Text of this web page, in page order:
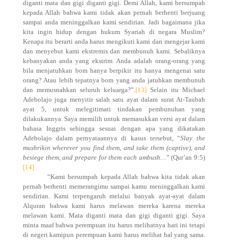
diganti mata dan gigi diganti gigi. Demi Allah, kami bersumpah
kepada Allah bahwa kami tidak akan pernah berhenti berjuang
sampai anda meninggalkan kami sendirian. Jadi bagaimana jika
kita ingin hidup dengan hukum Syariah di negara Muslim?
Kenapa itu berarti anda harus mengikuti kami dan mengejar kami
dan menyebut kami ekstremis dan membunuh kami. Sebaliknya
kebanyakan anda yang ekstrim. Anda adalah orang-orang yang
bila menjatuhkan bom hanya berpikir itu hanya mengenai satu
orang? Atau lebih tepatnya bom yang anda jatuhkan membunuh
dan memusnahkan seluruh keluarga?”.[13] Selain itu Michael
Adebolajo juga menyitir salah satu ayat dalam surat At-Taubah
ayat 5, untuk melegitimati tindakan pembunuhan yang
dilakukannya. Saya memilih untuk memasukkan versi ayat dalam
bahasa Inggris sehingga sesuai dengan apa yang dikatakan
Adebolajo dalam pernyataannya di kasus tersebut, “Slay the
mushrikin wherever you find them, and take them (captive), and
besiege them, and prepare for them each ambush…” (Qur’an 9:5)
[14]
“Kami bersumpah kepada Allah bahwa kita tidak akan
pernah berhenti memerangimu sampai kamu meninggalkan kami
sendirian. Kami terpengaruh melalui banyak ayat-ayat dalam
Alquran bahwa kami harus melawan mereka karena mereka
melawan kami. Mata diganti mata dan gigi diganti gigi. Saya
minta maaf bahwa perempuan itu harus melihatnya hari ini tetapi
di negeri kamipun perempuan kami harus melihat hal yang sama.